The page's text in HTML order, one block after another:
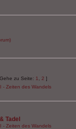
Gehe zu Seite: 1 2 ]
- Zeiten des Wandels
Tadel
- Zeiten des Wandels